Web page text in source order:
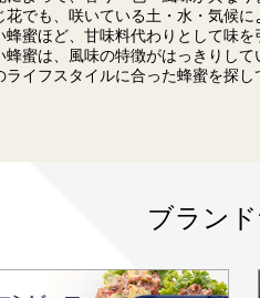
花でも、咲いている土・水・気候に
蜂蜜ほど、甘味料代わりとして味を
蜂蜜は、風味の特徴がはっきりして
ライフスタイルに合った蜂蜜を探し
ブラン